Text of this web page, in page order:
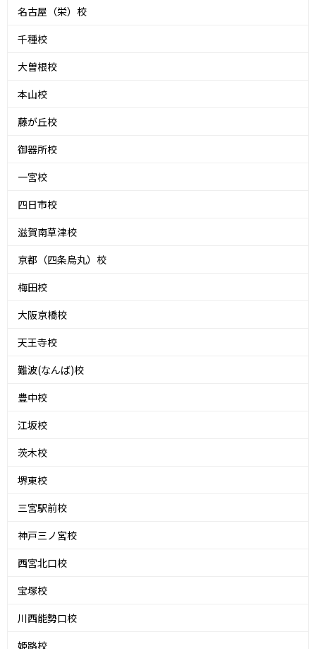
名古屋（栄）校
千種校
大曽根校
本山校
藤が丘校
御器所校
一宮校
四日市校
滋賀南草津校
京都（四条烏丸）校
梅田校
大阪京橋校
天王寺校
難波(なんば)校
豊中校
江坂校
茨木校
堺東校
三宮駅前校
神戸三ノ宮校
西宮北口校
宝塚校
川西能勢口校
姫路校